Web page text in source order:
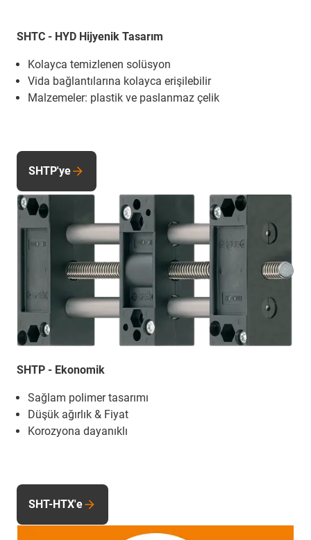
SHTC - HYD Hijyenik Tasarım
Kolayca temizlenen solüsyon
Vida bağlantılarına kolayca erişilebilir
Malzemeler: plastik ve paslanmaz çelik
SHTP - Ekonomik
Sağlam polimer tasarımı
Düşük ağırlık & Fiyat
Korozyona dayanıklı
SHTP'ye
SHT-HTX'e